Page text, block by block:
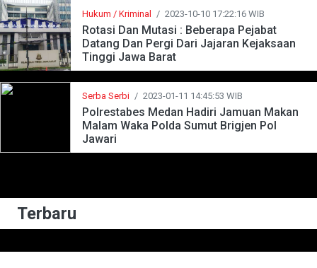
Hukum / Kriminal / 2023-10-10 17:22:16 WIB
Rotasi Dan Mutasi : Beberapa Pejabat
Datang Dan Pergi Dari Jajaran Kejaksaan
Tinggi Jawa Barat
Serba Serbi / 2023-01-11 14:45:53 WIB
Polrestabes Medan Hadiri Jamuan Makan
Malam Waka Polda Sumut Brigjen Pol
Jawari
Terbaru